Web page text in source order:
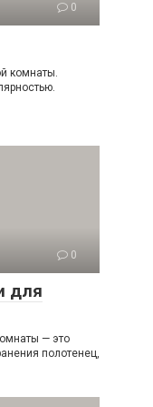
0
комнаты.
0
для
— это
полотенец,